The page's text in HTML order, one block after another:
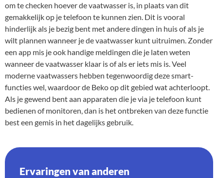
om te checken hoever de vaatwasser is, in plaats van dit
gemakkelijk op je telefoon te kunnen zien. Dit is vooral
hinderlijk als je bezig bent met andere dingen in huis of als je
wilt plannen wanneer je de vaatwasser kunt uitruimen. Zonder
een app mis je ook handige meldingen die je laten weten
wanneer de vaatwasser klaar is of als er iets mis is. Veel
moderne vaatwassers hebben tegenwoordig deze smart-
functies wel, waardoor de Beko op dit gebied wat achterloopt.
Als je gewend bent aan apparaten die je via je telefoon kunt
bedienen of monitoren, dan is het ontbreken van deze functie
best een gemis in het dagelijks gebruik.
Ervaringen van anderen